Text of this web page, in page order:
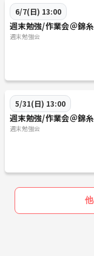
6/7(日) 13:00
週末勉強/作業会＠錦
週末勉強会
5/31(日) 13:00
週末勉強/作業会＠錦
週末勉強会